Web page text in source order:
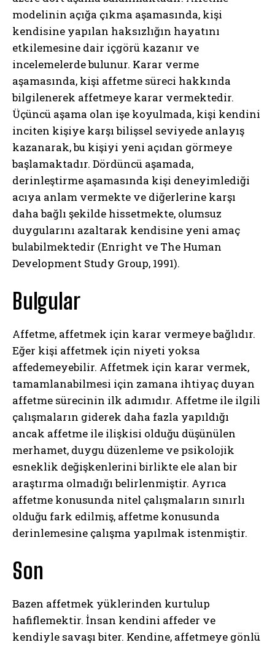
modelinin açığa çıkma aşamasında, kişi
kendisine yapılan haksızlığın hayatını
etkilemesine dair içgörü kazanır ve
incelemelerde bulunur. Karar verme
aşamasında, kişi affetme süreci hakkında
bilgilenerek affetmeye karar vermektedir.
Üçüncü aşama olan işe koyulmada, kişi kendini
inciten kişiye karşı bilişsel seviyede anlayış
kazanarak, bu kişiyi yeni açıdan görmeye
başlamaktadır. Dördüncü aşamada,
derinleştirme aşamasında kişi deneyimlediği
acıya anlam vermekte ve diğerlerine karşı
daha bağlı şekilde hissetmekte, olumsuz
duygularını azaltarak kendisine yeni amaç
bulabilmektedir (Enright ve The Human
Development Study Group, 1991).
Bulgular
Affetme, affetmek için karar vermeye bağlıdır.
Eğer kişi affetmek için niyeti yoksa
affedemeyebilir. Affetmek için karar vermek,
tamamlanabilmesi için zamana ihtiyaç duyan
affetme sürecinin ilk adımıdır. Affetme ile ilgili
çalışmaların giderek daha fazla yapıldığı
ancak affetme ile ilişkisi olduğu düşünülen
merhamet, duygu düzenleme ve psikolojik
esneklik değişkenlerini birlikte ele alan bir
araştırma olmadığı belirlenmiştir. Ayrıca
affetme konusunda nitel çalışmaların sınırlı
olduğu fark edilmiş, affetme konusunda
derinlemesine çalışma yapılmak istenmiştir.
Son
Bazen affetmek yüklerinden kurtulup
hafiflemektir. İnsan kendini affeder ve
kendiyle savaşı biter. Kendine, affetmeye gönlü